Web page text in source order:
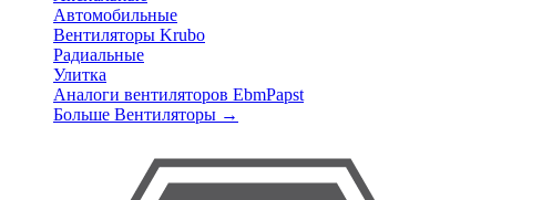
Автомобильные
Вентиляторы Krubo
Радиальные
Улитка
Аналоги вентиляторов EbmPapst
Больше Вентиляторы →